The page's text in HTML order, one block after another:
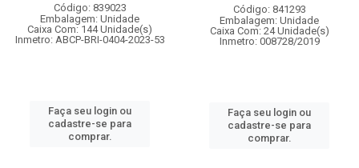
Código: 839023
Embalagem: Unidade
Caixa Com: 144 Unidade(s)
Inmetro: ABCP-BRI-0404-2023-53
Faça seu login ou
cadastre-se para
comprar.
Código: 841293
Embalagem: Unidade
Caixa Com: 24 Unidade(s)
Inmetro: 008728/2019
Faça seu login ou
cadastre-se para
comprar.